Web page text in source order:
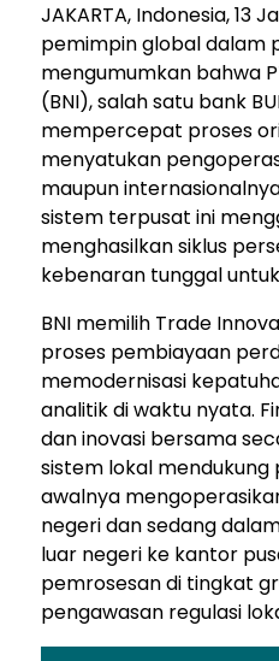
JAKARTA, Indonesia,13
pemimpin global dalam
mengumumkan bahwa
(BNI), salah satu bank
mempercepat proses
menyatukan
maupun
sistem terpusat ini
menghasilkan siklus
kebenaran tunggal
BNI memilih Trade
proses pembiayaan
memodernisasi
analitik di waktu nyata.
dan inovasi bersama
sistem lokal
awalnya
negeri dan sedang
luar negeri ke kantor
pemrosesan di tingkat
pengawasan regulasi